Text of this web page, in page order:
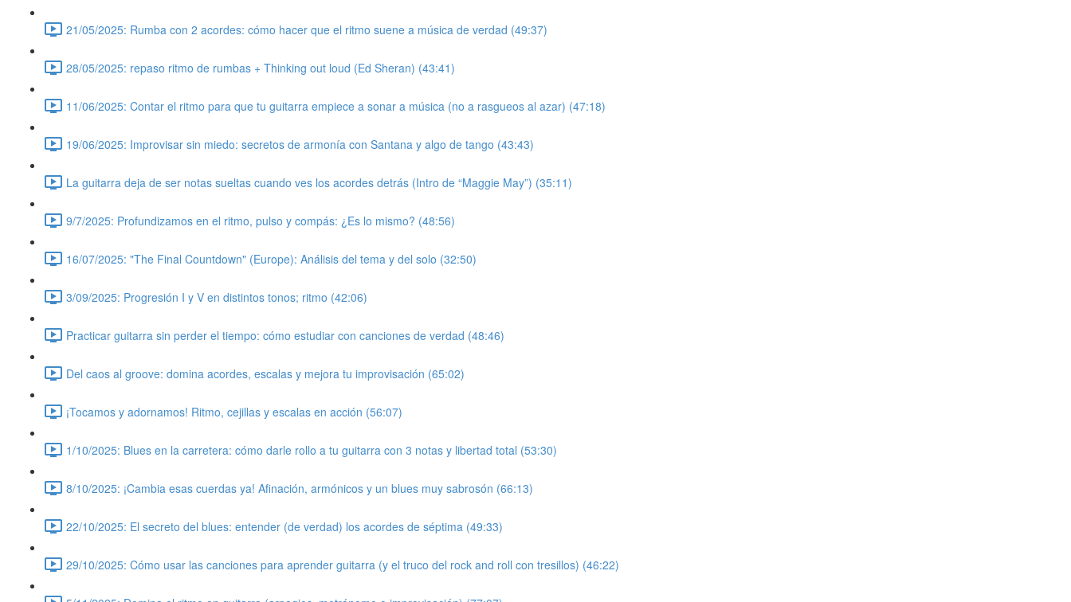
21/05/2025: Rumba con 2 acordes: cómo hacer que el ritmo suene a música de verdad (49:37)
28/05/2025: repaso ritmo de rumbas + Thinking out loud (Ed Sheran) (43:41)
11/06/2025: Contar el ritmo para que tu guitarra empiece a sonar a música (no a rasgueos al azar) (47:18)
19/06/2025: Improvisar sin miedo: secretos de armonía con Santana y algo de tango (43:43)
La guitarra deja de ser notas sueltas cuando ves los acordes detrás (Intro de “Maggie May”) (35:11)
9/7/2025: Profundizamos en el ritmo, pulso y compás: ¿Es lo mismo? (48:56)
16/07/2025: "The Final Countdown" (Europe): Análisis del tema y del solo (32:50)
3/09/2025: Progresión I y V en distintos tonos; ritmo (42:06)
Practicar guitarra sin perder el tiempo: cómo estudiar con canciones de verdad (48:46)
Del caos al groove: domina acordes, escalas y mejora tu improvisación (65:02)
¡Tocamos y adornamos! Ritmo, cejillas y escalas en acción (56:07)
1/10/2025: Blues en la carretera: cómo darle rollo a tu guitarra con 3 notas y libertad total (53:30)
8/10/2025: ¡Cambia esas cuerdas ya! Afinación, armónicos y un blues muy sabrosón (66:13)
22/10/2025: El secreto del blues: entender (de verdad) los acordes de séptima (49:33)
29/10/2025: Cómo usar las canciones para aprender guitarra (y el truco del rock and roll con tresillos) (46:22)